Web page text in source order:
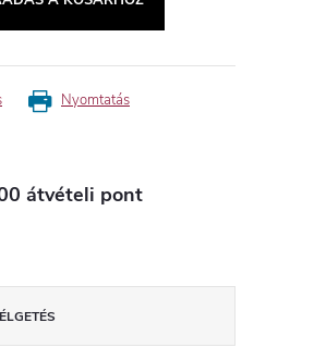
Nyomtatás
átvételi pont